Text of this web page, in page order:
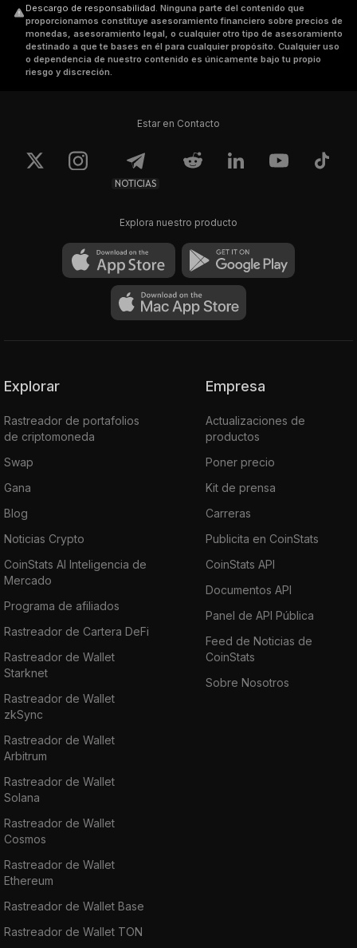
Descargo de responsabilidad. Ninguna parte del contenido que
proporcionamos constituye asesoramiento financiero sobre precios de
monedas, asesoramiento legal, o cualquier otro tipo de asesoramiento
destinado a que te bases en él para cualquier propósito. Cualquier uso
o dependencia de nuestro contenido es únicamente bajo tu propio
riesgo y discreción.
Estar en Contacto
NOTICIAS
Explora nuestro producto
Explorar
Rastreador de portafolios
de criptomoneda
Swap
Gana
Blog
Noticias Crypto
CoinStats AI Inteligencia de
Mercado
Programa de afiliados
Rastreador de Cartera DeFi
Rastreador de Wallet
Starknet
Rastreador de Wallet
zkSync
Rastreador de Wallet
Arbitrum
Rastreador de Wallet
Solana
Rastreador de Wallet
Cosmos
Rastreador de Wallet
Ethereum
Rastreador de Wallet Base
Rastreador de Wallet TON
Empresa
Actualizaciones de
productos
Poner precio
Kit de prensa
Carreras
Publicita en CoinStats
CoinStats API
Documentos API
Panel de API Pública
Feed de Noticias de
CoinStats
Sobre Nosotros